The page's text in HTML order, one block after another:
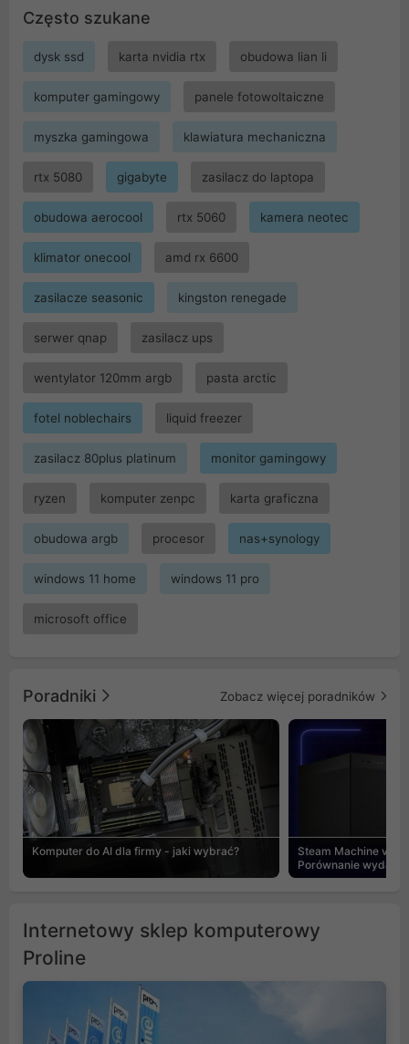
Często szukane
dysk ssd karta nvidia rtx obudowa lian li
komputer gamingowy panele fotowoltaiczne
myszka gamingowa klawiatura mechaniczna
rtx 5080 gigabyte zasilacz do laptopa
obudowa aerocool rtx 5060 kamera neotec
klimator onecool amd rx 6600
zasilacze seasonic kingston renegade
serwer qnap zasilacz ups
wentylator 120mm argb pasta arctic
fotel noblechairs liquid freezer
zasilacz 80plus platinum monitor gamingowy
ryzen komputer zenpc karta graficzna
obudowa argb procesor nas+synology
windows 11 home windows 11 pro
microsoft office
Poradniki Zobacz więcej poradników
Komputer do AI dla firmy - jaki wybrać?
Steam Machine vs
Porównanie
Internetowy sklep komputerowy
Proline